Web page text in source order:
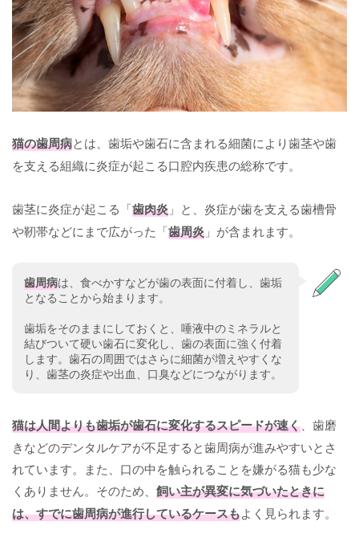
猫の歯周病とは、歯垢や歯石に含まれる細菌により歯茎や歯
を支える組織に炎症が起こる口腔内疾患の総称です。
歯茎に炎症が起こる「歯肉炎 」と、炎症が歯を支える歯槽骨
や靭帯などにまで広がった「歯周炎 」が含まれます。
歯周病は、食べかすなどが歯の表面に付着し、歯垢
となることから始まります。
歯垢をそのままにしておくと、唾液中のミネラルと
結びついて硬い歯石に変化し、歯の表面に強く付着
します。歯石の周囲ではさらに細菌が増えやすくな
り、歯茎の炎症や出血、口臭などにつながります。
猫は人間よりも歯垢が歯石に変化するスピードが速く 、歯磨
きなどのデンタルケアが不足すると歯周病が進みやすいとさ
れています。また、口の中を触られることを嫌がる猫も少な
くありません。そのため、 飼い主が異変に気づいたときに
は、すでに歯周病が進行しているケースもよく見られます。